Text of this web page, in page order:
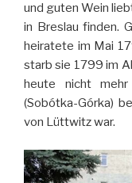
und guten Wein
in Breslau finden.
heiratete im Mai
starb sie 1799 im
heute nicht
(Sobótka-Górka)
von Lüttwitz war.